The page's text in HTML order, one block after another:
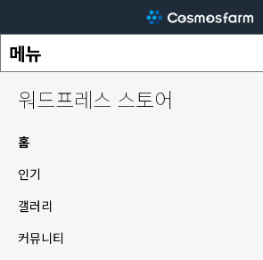
워드프레스 스토어
홈
인기
갤러리
커뮤니티